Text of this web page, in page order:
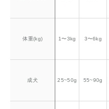
体重(kg) 1〜3kg 3〜6kg
成犬 25~50g 55~90g